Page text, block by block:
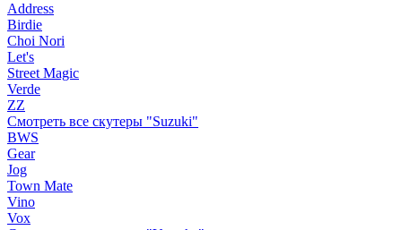
Address
Birdie
Choi Nori
Let's
Street Magic
Verde
ZZ
Смотреть все скутеры "Suzuki"
BWS
Gear
Jog
Town Mate
Vino
Vox